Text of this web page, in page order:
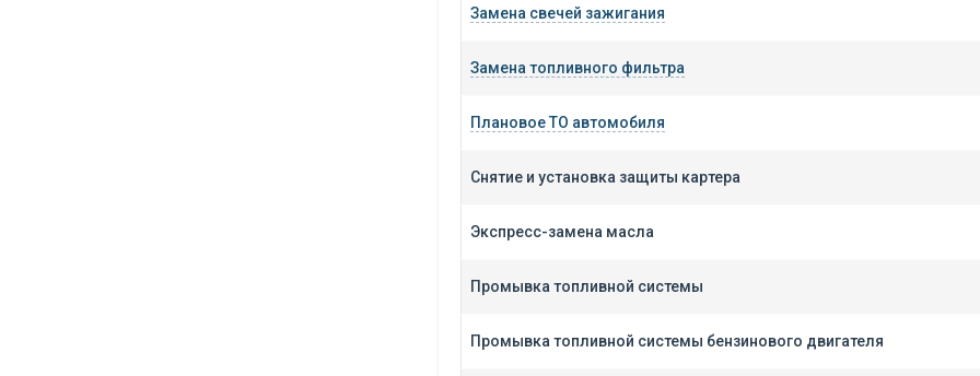
Замена свечей зажигания
Замена топливного фильтра
Плановое ТО автомобиля
Снятие и установка защиты картера
Экспресс-замена масла
Промывка топливной системы
Промывка топливной системы бензинового двигателя